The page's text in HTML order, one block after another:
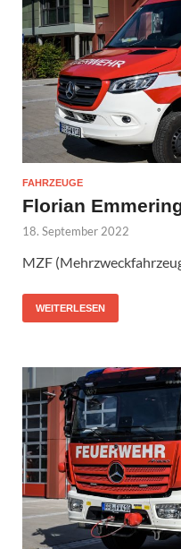
FAHRZEUGE
Florian
18. September 2022
MZF
WEITERLESEN